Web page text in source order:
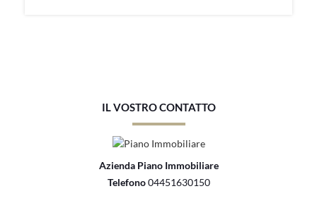
IL VOSTRO CONTATTO
Azienda Piano Immobiliare
Telefono 04451630150